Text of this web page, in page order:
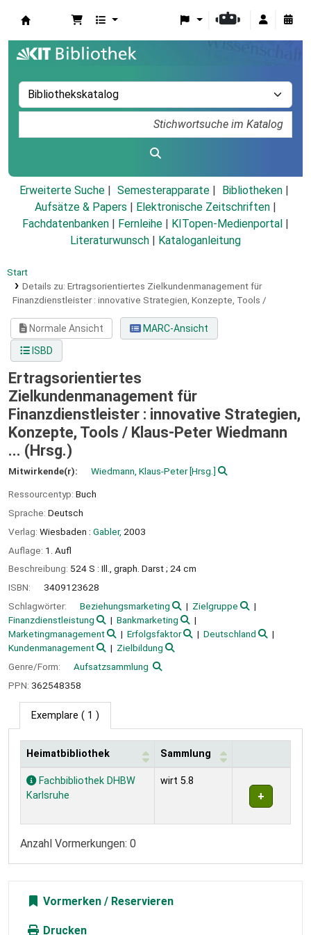
Erweiterte Suche Semesterapparate
Bibliotheken
Aufsätze & Papers
Elektronische Zeitschriften
Fachdatenbanken
Fernleihe KITopen-Medienportal
Literaturwunsch
Kataloganleitung
Start
Details zu: Ertragsorientiertes Zielkundenmanagement für
Finanzdienstleister : innovative Strategien, Konzepte, Tools /
Normale Ansicht
MARC-Ansicht
ISBD
Ertragsorientiertes
Zielkundenmanagement für
Finanzdienstleister : innovative Strategien,
Konzepte, Tools / Klaus-Peter Wiedmann
... (Hrsg.)
Mitwirkende(r): Wiedmann, Klaus-Peter[Hrsg.]
Ressourcentyp: Buch
Sprache: Deutsch
Verlag: Wiesbaden : Gabler, 2003
Auflage: 1. Aufl
Beschreibung: 524 S : Ill., graph. Darst ; 24 cm
ISBN:
3409123628
Schlagwörter:
Beziehungsmarketing
Zielgruppe
Finanzdienstleistung
Bankmarketing
Marketingmanagement
Erfolgsfaktor
Deutschland
Kundenmanagement
Zielbildung
Genre/Form:
Aufsatzsammlung
PPN: 362548358
Exemplare ( 1 )
Exemplare
Heimatbibliothek Sammlung
Fachbibliothek DHBW
Karlsruhe
wirt 5.8
Anzahl Vormerkungen: 0
Vormerken
Drucken